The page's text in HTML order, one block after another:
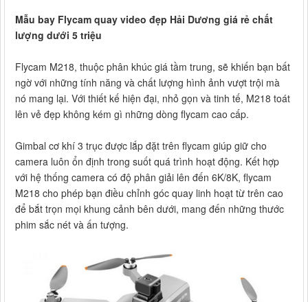
Mẫu bay Flycam quay video đẹp Hải Dương giá rẻ chất
lượng dưới 5 triệu
Flycam M218, thuộc phân khúc giá tầm trung, sẽ khiến bạn bất
ngờ với những tính năng và chất lượng hình ảnh vượt trội mà
nó mang lại. Với thiết kế hiện đại, nhỏ gọn và tinh tế, M218 toát
lên vẻ đẹp không kém gì những dòng flycam cao cấp.
Gimbal cơ khí 3 trục được lắp đặt trên flycam giúp giữ cho
camera luôn ổn định trong suốt quá trình hoạt động. Kết hợp
với hệ thống camera có độ phân giải lên đến 6K/8K, flycam
M218 cho phép bạn điều chỉnh góc quay linh hoạt từ trên cao
để bắt trọn mọi khung cảnh bên dưới, mang đến những thước
phim sắc nét và ấn tượng.